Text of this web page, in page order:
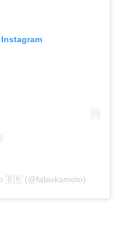
🇧🇷 (@fabiokamoto)